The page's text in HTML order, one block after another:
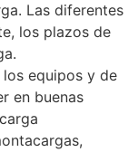
Las diferentes
los plazos de
los equipos y de
en buenas